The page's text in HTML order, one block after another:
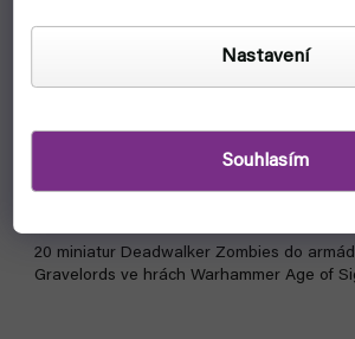
Nastavení
Souhlasím
999 Kč
20 miniatur Deadwalker Zombies do
Gravelords ve hrách Warhammer Age of